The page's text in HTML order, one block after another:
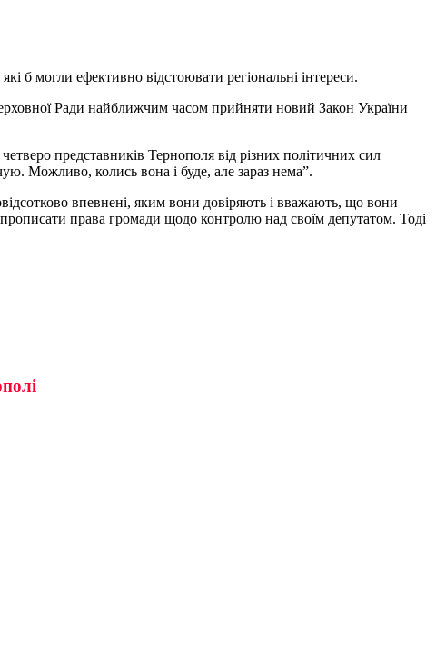
б могли ефективно відстоювати регіональні інтереси.
Ради найближчим часом прийняти новий Закон України
представників Тернополя від різних політичних сил
Можливо, колись вона і буде, але зараз нема”.
впевнені, яким вони довіряють і вважають, що вони
права громади щодо контролю над своїм депутатом. Тоді